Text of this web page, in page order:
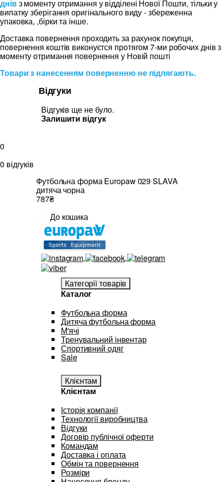
днівз моменту отримання у відділені Нової Пошти, тільки у
випатку зберігання оригінального виду - збереженна
упаковка, ,бірки та інше.
Доставка повернення проходить за рахунок покупця,
повернення коштів виконуєтся протягом 7-ми робочих днів з
моменту отримання повернення у Новій пошті
Товари з нанесенням поверненню не підлягають.
Відгуки
Відгуків ще не було.
Залишити відгук
0
0 відгуків
Футбольна форма Europaw 029 SLAVA
дитяча чорна
787₴
До кошика
Категорії товарів
Каталог
Футбольна форма
Дитяча футбольна форма
М'ячі
Тренувальний інвентар
Спортивний одяг
Sale
Клієнтам
Клієнтам
Історія компанії
Технології виробництва
Відгуки
Договір публічної оферти
Командам
Доставка і оплата
Обмін та повернення
Розміри